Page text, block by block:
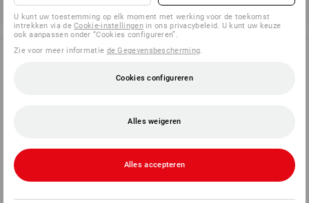
SERVICE 02 400 27 64
INFORMATIE
U kunt uw toestemming op elk moment met werking voor de toekomst
intrekken via deCookie-instellingenin ons privacybeleid. U kunt uw keuze
ook aanpassen onder “Cookies configureren”.
Zie voor meer informatie de Gegevensbescherming
Cookies configureren
Alles weigeren
Alles accepteren